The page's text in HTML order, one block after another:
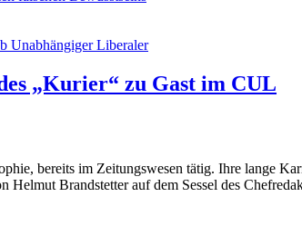
Unabhängiger Liberaler
„Kurier“ zu Gast im CUL
bereits im Zeitungswesen tätig. Ihre lange
Helmut Brandstetter auf dem Sessel des